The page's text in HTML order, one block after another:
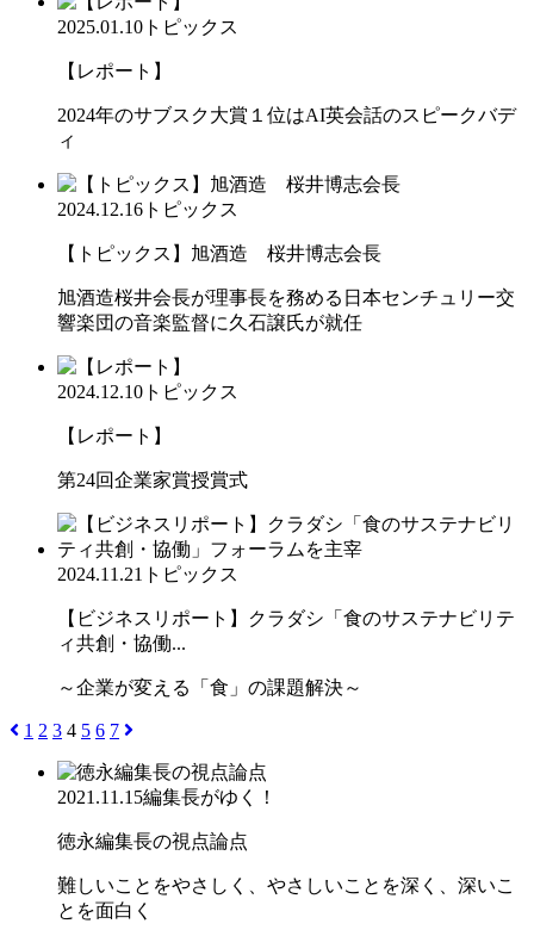
2025.01.10 トピックス
【レポート】
2024年のサブスク大賞１位はAI英会話のスピークバデ
ィ
2024.12.16 トピックス
【トピックス】旭酒造 桜井博志会長
旭酒造桜井会長が理事長を務める日本センチュリー交
響楽団の音楽監督に久石譲氏が就任
2024.12.10 トピックス
【レポート】
第24回企業家賞授賞式
2024.11.21 トピックス
【ビジネスリポート】クラダシ「食のサステナビリテ
ィ共創・協働...
～企業が変える「食」の課題解決～
1 2 3 4 5 6 7
2021.11.15編集長がゆく！
徳永編集長の視点論点
難しいことをやさしく、やさしいことを深く、深いこ
とを面白く